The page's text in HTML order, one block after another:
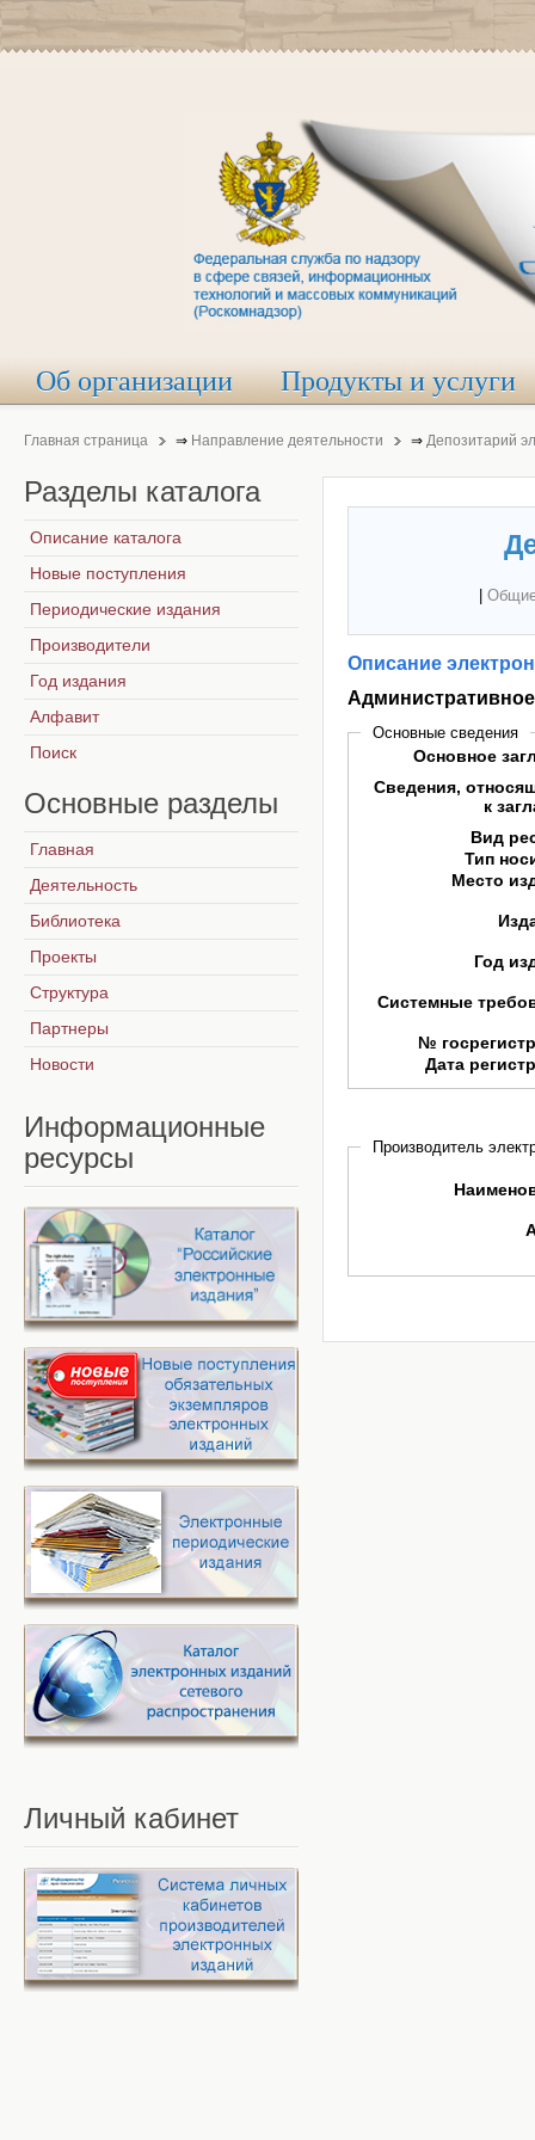
Об организации Продукты и услуги
Главная страница ⇒ Направление деятельности ⇒ Депозитарий
Описание
Основные сведения
Основное
Сведения,
к
Вид
Тип
Место
Год
Системные
№
Дата
Производитель
Разделы каталога
Описание каталога
Новые поступления
Периодические издания
Производители
Год издания
Алфавит
Поиск
Основные разделы
Главная
Деятельность
Библиотека
Проекты
Структура
Партнеры
Новости
Информационные
ресурсы
Личный кабинет